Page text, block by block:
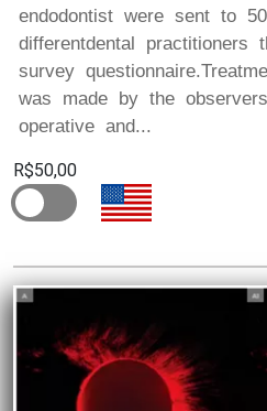
endodontist were sent to
differentdental practitioners
survey
was made by the
operative and...
R$50,00